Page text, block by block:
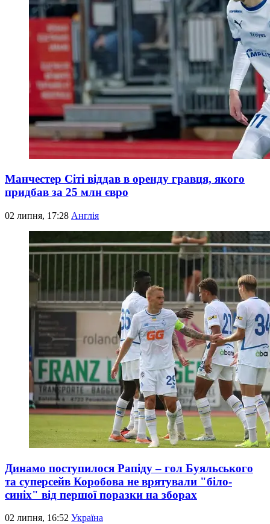
Манчестер Сіті віддав в оренду гравця, якого
придбав за 25 млн євро
02 липня, 17:28 Англія
Динамо поступилося Рапіду – гол Буяльського
та суперсейв Коробова не врятували "біло-
синіх" від першої поразки на зборах
02 липня, 16:52 Україна